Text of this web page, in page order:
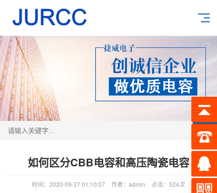
搜索
如何区分CBB电容和高压陶瓷电容
时间：2020-09-27 01:10:07 作者：admin 点击： 524次